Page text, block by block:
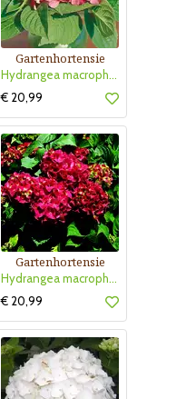
Gartenhortensie
Hydrangea macrophylla 'Bouquet Rose'
€ 20,99
Gartenhortensie
Hydrangea macrophylla 'Alpenglühen'
€ 20,99